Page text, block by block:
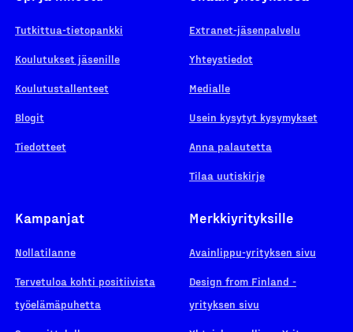
Tutkittua-tietopankki
Koulutukset jäsenille
Koulutustallenteet
Blogit
Tiedotteet
Extranet-jäsenpalvelu
Yhteystiedot
Medialle
Usein kysytyt kysymykset
Anna palautetta
Tilaa uutiskirje
Kampanjat
Nollatilanne
Tervetuloa kohti positiivista
työelämäpuhetta
Merkkiyrityksille
Avainlippu-yrityksen sivu
Design from Finland -
yrityksen sivu